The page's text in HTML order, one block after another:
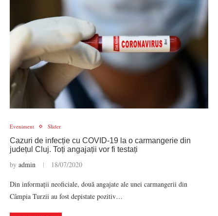
Eveniment Slider
Cazuri de infecție cu COVID-19 la o carmangerie din
județul Cluj. Toți angajații vor fi testați
by admin 18/07/2020
Din informații neoficiale, două angajate ale unei carmangerii din
Câmpia Turzii au fost depistate pozitiv…